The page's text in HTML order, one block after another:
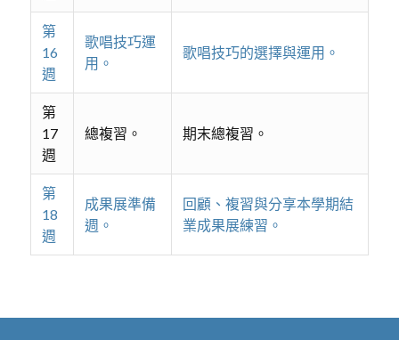
第
16
週
歌唱技巧運
用。
歌唱技巧的選擇與運用。
第
17
週
總複習。 期末總複習。
第
18
週
成果展準備
週。
回顧、複習與分享本學期結
業成果展練習。